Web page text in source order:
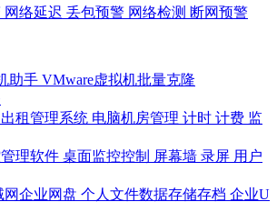
网络延迟 丢包预警 网络检测 断网预警
助手 VMware虚拟机批量克隆
租管理系统 电脑机房管理 计时 计费 监
理软件 桌面监控控制 屏幕墙 录屏 用户
网企业网盘 个人文件数据存储存档 企业U